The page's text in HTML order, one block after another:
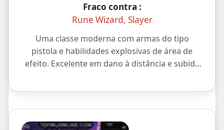
Fraco contra :
Rune Wizard, Slayer
Uma classe moderna com armas do tipo
pistola e habilidades explosivas de área de
efeito. Excelente em dano à distância e subida
única.